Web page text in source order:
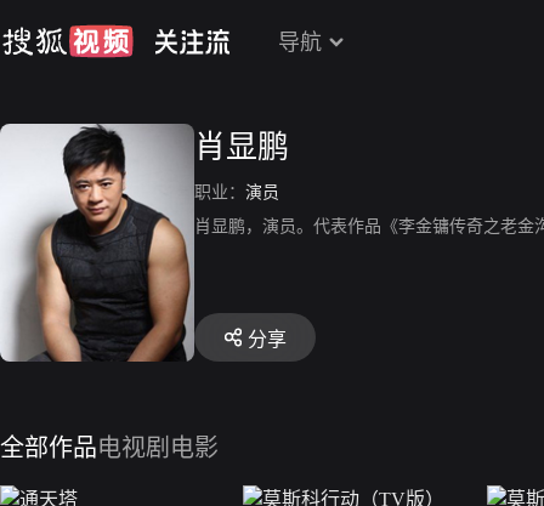
导航
肖显鹏
职业： 演员
肖显鹏，演员。代表作品《李金镛传奇之老金
分享
全部作品电视剧 电影